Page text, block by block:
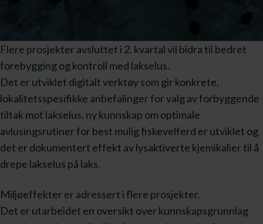
Flere prosjekter avsluttet i 2. kvartal vil bidra til bedret
forebygging og kontroll med lakselus.
Det er utviklet digitalt verktøy som gir konkrete,
lokalitetsspesifikke anbefalinger for valg av forbyggende
tiltak mot lakselus, ny kunnskap om optimale
avlusingsrutiner for best mulig fiskevelferd er utviklet og
det er dokumentert effekt av lysaktiverte kjemikalier til å
drepe lakselus på laks.
Miljøeffekter er adressert i flere prosjekter.
Det er utarbeidet en oversikt over kunnskapsgrunnlag